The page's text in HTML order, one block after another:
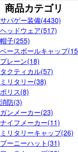
商品カテゴリ
サバゲー装備(4430)
ヘッドウェア(517)
帽子(255)
ベースボールキャップ
プレーン(18)
タクティカル(57)
ミリタリー(38)
ポリス(8)
消防(3)
ガンメーカー(23)
ナイフメーカー(11)
ミリタリーキャップ(26)
ブーニーハット(31)